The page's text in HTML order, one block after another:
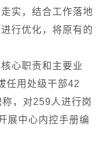
实，结合工作落地
行优化，将原有的
心职责和主要业
任用处级干部42
，对259人进行岗
展中心内控手册编